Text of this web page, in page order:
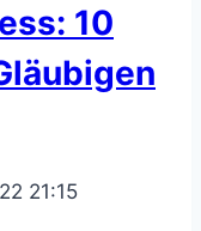
10
21:15